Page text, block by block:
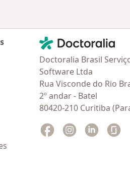
Contato
Doctoralia - Homepage
Doctoralia Brasil
Software Ltda
Rua Visconde do Rio
2º andar - Batel
80420-210 Curitiba
Facebook
abre num novo
Instagram
abre numLinkedin
abre